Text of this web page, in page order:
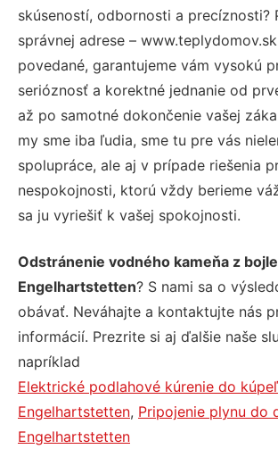
skúseností, odbornosti a precíznosti?
správnej adrese –
povedané, garantujeme vám vysokú
serióznosť a korektné jednanie od
až po samotné dokončenie vašej
my sme iba ľudia, sme tu pre vás
spolupráce, ale aj v prípade riešenia
nespokojnosti, ktorú vždy berieme
sa ju vyriešiť k vašej spokojnosti.
Odstránenie vodného kameňa z
Engelhartstetten? S nami sa o
obávať. Neváhajte a kontaktujte nás
informácií. Prezrite si aj ďalšie naše
napríklad
Elektrické podlahové kúrenie do
Engelhartstetten, Pripojenie plynu do
Engelhartstetten